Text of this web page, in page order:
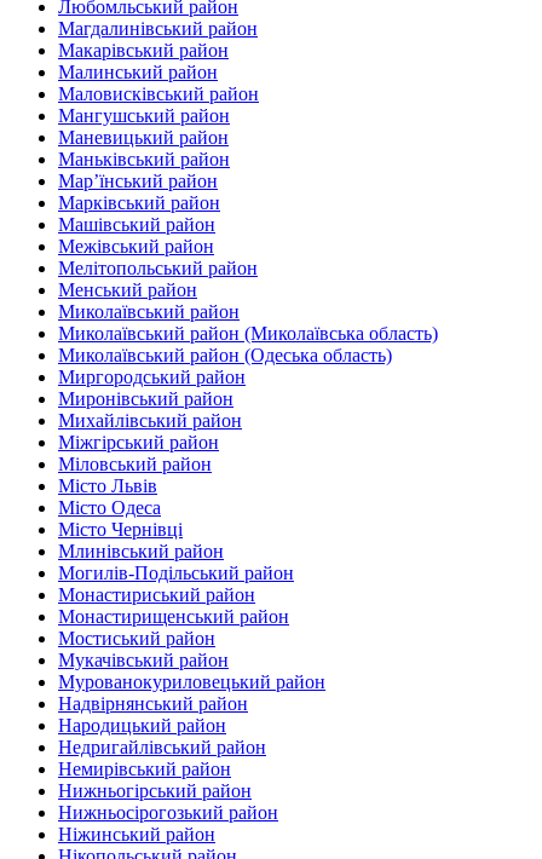
Любомльський район
Магдалинівський район
Макарівський район
Малинський район
Маловисківський район
Мангушський район
Маневицький район
Маньківський район‎
Мар’їнський район‎
Марківський район
Машівський район‎
Межівський район
Мелітопольський район
Менський район
Миколаївський район
Миколаївський район (Миколаївська область)
Миколаївський район (Одеська область)
Миргородський район
Миронівський район
Михайлівський район‎
Міжгірський район
Міловський район‎
Місто Львів
Місто Одеса
Місто Чернівці
Млинівський район‎
Могилів-Подільський район
Монастириський район
Монастирищенський район
Мостиський район
Мукачівський район
Мурованокуриловецький район
Надвірнянський район
Народицький район‎
Недригайлівський район‎
Немирівський район
Нижньогірський район
Нижньосірогозький район
Ніжинський район